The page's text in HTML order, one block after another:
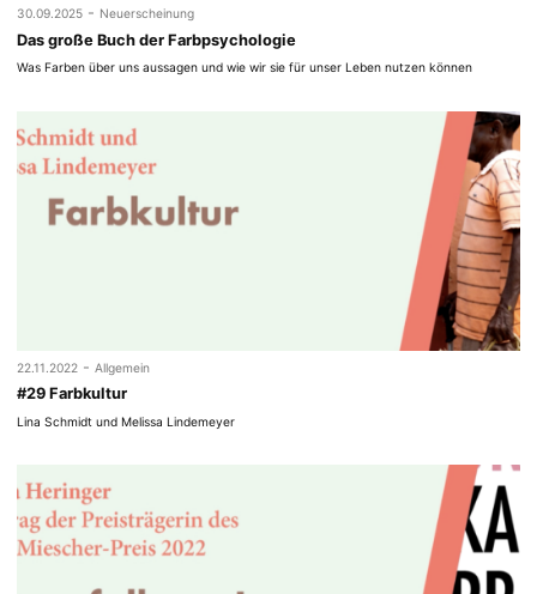
30.09.2025 - Neuerscheinung
Das große Buch der Farbpsychologie
Was Farben über uns aussagen und wie wir sie für unser Leben nutzen können
22.11.2022 - Allgemein
#29 Farbkultur
Lina Schmidt und Melissa Lindemeyer